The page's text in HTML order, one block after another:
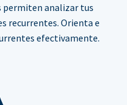
permiten analizar tus
recurrentes. Orienta e
efectivamente.